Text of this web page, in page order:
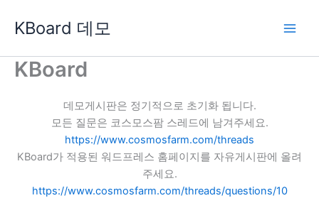
로
KBoard 데모
KBoard
데모게시판은 정기적으로 초기화 됩니다.
모든 질문은 코스모스팜 스레드에 남겨주세요.
https://www.cosmosfarm.com/threads
KBoard가 적용된 워드프레스 홈페이지를 자유게시판에 올려
주세요.
https://www.cosmosfarm.com/threads/questions/10